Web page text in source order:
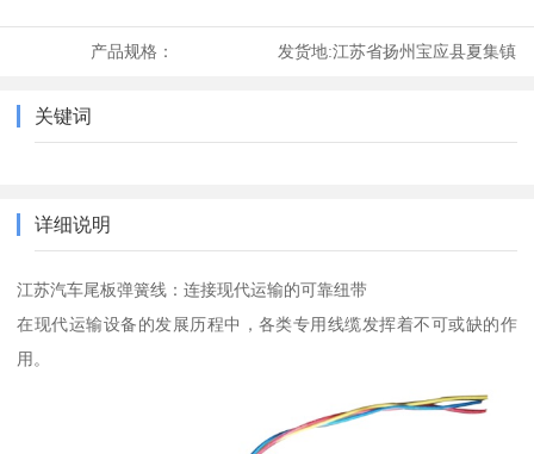
产品规格： 发货地:江苏省扬州宝应县夏集镇
关键词
详细说明
江苏汽车尾板弹簧线：连接现代运输的可靠纽带
在现代运输设备的发展历程中，各类专用线缆发挥着不可或缺的作
用。